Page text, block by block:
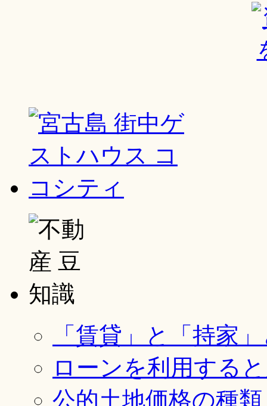
「賃貸」と「持家
ローンを利用する
公的土地価格の種類